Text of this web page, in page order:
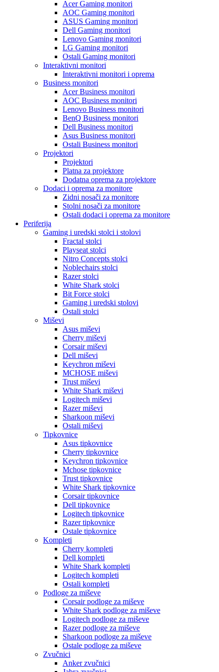
Acer Gaming monitori
AOC Gaming monitori
ASUS Gaming monitori
Dell Gaming monitori
Lenovo Gaming monitori
LG Gaming monitori
Ostali Gaming monitori
Interaktivni monitori
Interaktivni monitori i oprema
Business monitori
Acer Business monitori
AOC Business monitori
Lenovo Business monitori
BenQ Business monitori
Dell Business monitori
Asus Business monitori
Ostali Business monitori
Projektori
Projektori
Platna za projektore
Dodatna oprema za projektore
Dodaci i oprema za monitore
Zidni nosači za monitore
Stolni nosači za monitore
Ostali dodaci i oprema za monitore
Periferija
Gaming i uredski stolci i stolovi
Fractal stolci
Playseat stolci
Nitro Concepts stolci
Noblechairs stolci
Razer stolci
White Shark stolci
Bit Force stolci
Gaming i uredski stolovi
Ostali stolci
Miševi
Asus miševi
Cherry miševi
Corsair miševi
Dell miševi
Keychron miševi
MCHOSE miševi
Trust miševi
White Shark miševi
Logitech miševi
Razer miševi
Sharkoon miševi
Ostali miševi
Tipkovnice
Asus tipkovnice
Cherry tipkovnice
Keychron tipkovnice
Mchose tipkovnice
Trust tipkovnice
White Shark tipkovnice
Corsair tipkovnice
Dell tipkovnice
Logitech tipkovnice
Razer tipkovnice
Ostale tipkovnice
Kompleti
Cherry kompleti
Dell kompleti
White Shark kompleti
Logitech kompleti
Ostali kompleti
Podloge za miševe
Corsair podloge za miševe
White Shark podloge za miševe
Logitech podloge za miševe
Razer podloge za miševe
Sharkoon podloge za miševe
Ostale podloge za miševe
Zvučnici
Anker zvučnici